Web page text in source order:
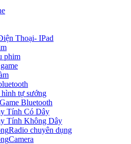
Thoại- IPad
phim
tự sướng
Bluetooth
Tính Có Dây
Tính Không Dây
Radio chuyên dụng
Camera